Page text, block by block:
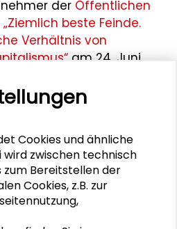
der Öffentlichen
beste Feinde.
Verhältnis von
am 24. Juni
Cookies und ähnliche
wird zwischen technisch
zum Bereitstellen der
Cookies, z.B. zur